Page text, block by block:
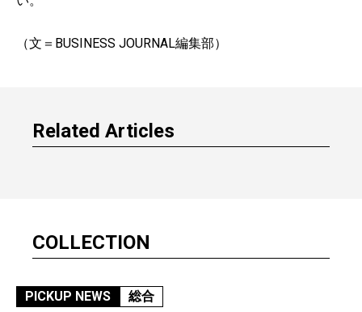
（文＝BUSINESS JOURNAL編集部）
Related Articles
COLLECTION
PICKUP NEWS 総合